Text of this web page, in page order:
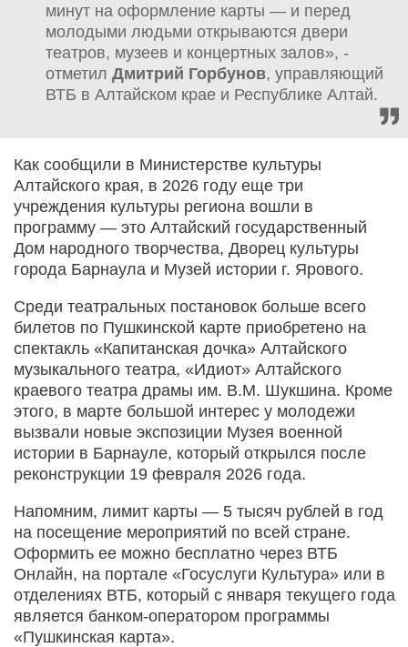
минут на оформление карты — и перед
молодыми людьми открываются двери
театров, музеев и концертных залов», -
отметил Дмитрий Горбунов, управляющий
ВТБ в Алтайском крае и Республике Алтай.
Как сообщили в Министерстве культуры
Алтайского края, в 2026 году еще три
учреждения культуры региона вошли в
программу — это Алтайский государственный
Дом народного творчества, Дворец культуры
города Барнаула и Музей истории г. Ярового.
Среди театральных постановок больше всего
билетов по Пушкинской карте приобретено на
спектакль «Капитанская дочка» Алтайского
музыкального театра, «Идиот» Алтайского
краевого театра драмы им. В.М. Шукшина. Кроме
этого, в марте большой интерес у молодежи
вызвали новые экспозиции Музея военной
истории в Барнауле, который открылся после
реконструкции 19 февраля 2026 года.
Напомним, лимит карты — 5 тысяч рублей в год
на посещение мероприятий по всей стране.
Оформить ее можно бесплатно через ВТБ
Онлайн, на портале «Госуслуги Культура» или в
отделениях ВТБ, который с января текущего года
является банком-оператором программы
«Пушкинская карта».